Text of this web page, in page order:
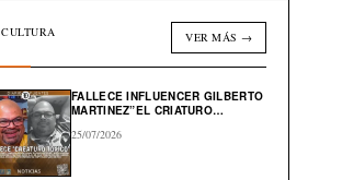
CULTURA VER MÁS →
FALLECE INFLUENCER GILBERTO
MARTINEZ”EL CRIATURO
25/07/2026